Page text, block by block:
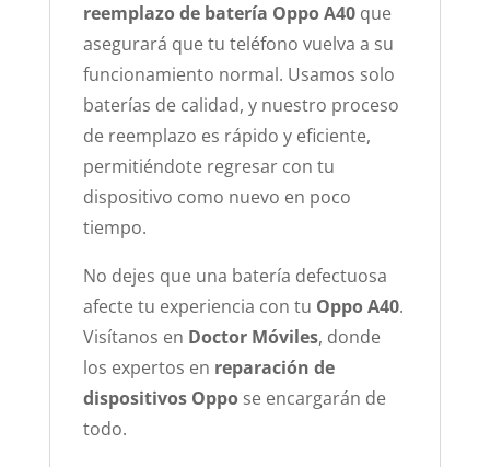
reemplazo de batería Oppo A40que
asegurará que tu teléfono vuelva a su
funcionamiento normal. Usamos solo
baterías de calidad, y nuestro proceso
de reemplazo es rápido y eficiente,
permitiéndote regresar con tu
dispositivo como nuevo en poco
tiempo.
No dejes que una batería defectuosa
afecte tu experiencia con tu Oppo A40.
Visítanos en Doctor Móviles, donde
los expertos en reparación de
dispositivos Oppose encargarán de
todo.